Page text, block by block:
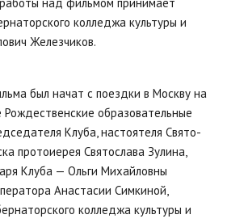
колледжа культуры и
Железчиков.
был начат с поездки в Москву на
образовательные
Клуба, настоятеля Свято-
протоиерея Святослава Зулина,
Клуба — Ольги Михайловны
Анастасии Симкиной,
колледжа культуры и